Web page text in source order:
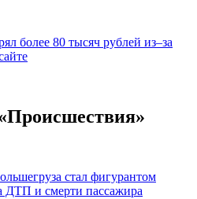
более 80 тысяч рублей из–за
стал фигурантом
ДТП и смерти пассажира